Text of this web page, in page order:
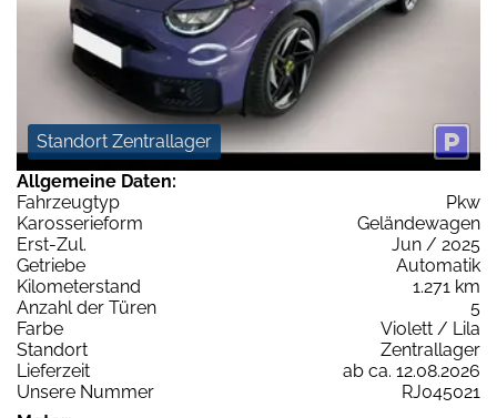
Standort Zentrallager
Allgemeine Daten:
Fahrzeugtyp
Pkw
Karosserieform
Geländewagen
Erst-Zul.
Jun / 2025
Getriebe
Automatik
Kilometerstand
1.271 km
Anzahl der Türen
5
Farbe
Violett / Lila
Standort
Zentrallager
Lieferzeit
ab ca. 12.08.2026
Unsere Nummer
RJ045021